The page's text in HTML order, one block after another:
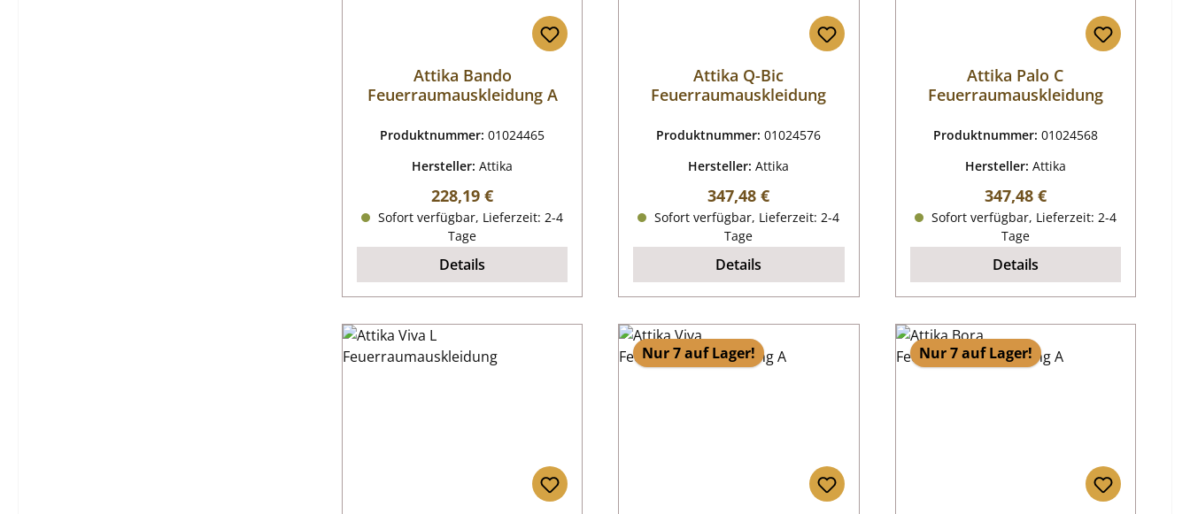
Attika Bando
Feuerraumauskleidung A
Produktnummer:01024465
Hersteller:Attika
Regulärer Preis:
228,19 €
Sofort verfügbar, Lieferzeit: 2-4
Tage
Details
Attika Q-Bic
Feuerraumauskleidung
Produktnummer:01024576
Hersteller:Attika
Regulärer Preis:
347,48 €
Sofort verfügbar, Lieferzeit: 2-4
Tage
Details
Attika Palo C
Feuerraumauskleidung
Produktnummer: 01024568
Hersteller: Attika
Regulärer Preis:
347,48 €
Sofort verfügbar, Lieferzeit: 2-4
Tage
Details
Nur 7 auf Lager! Nur 7 auf Lager!